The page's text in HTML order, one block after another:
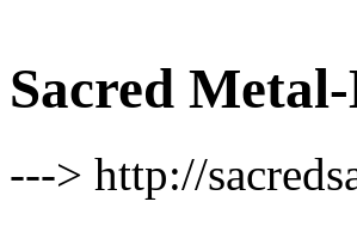
Sacred
---> http://